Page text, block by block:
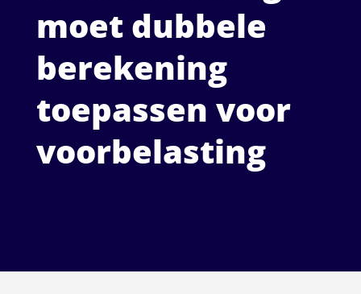
moet dubbele
berekening
toepassen voor
voorbelasting